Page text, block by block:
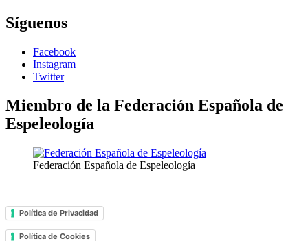
Síguenos
Facebook
Instagram
Twitter
Miembro de la Federación Española de
Espeleología
Federación Española de Espeleología
Política de Privacidad
Política de Cookies